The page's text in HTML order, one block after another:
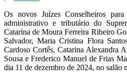
Os novos Juízes Conselheiros
administrativo e tributário do
Catarina de Moura Ferreira Ribeiro
Salvador, Maria Cristina Flora
Cardoso Cortês, Catarina Alexandra
Sousa e Frederico Manuel de Frias
dia 11 de dezembro de 2024, no salão